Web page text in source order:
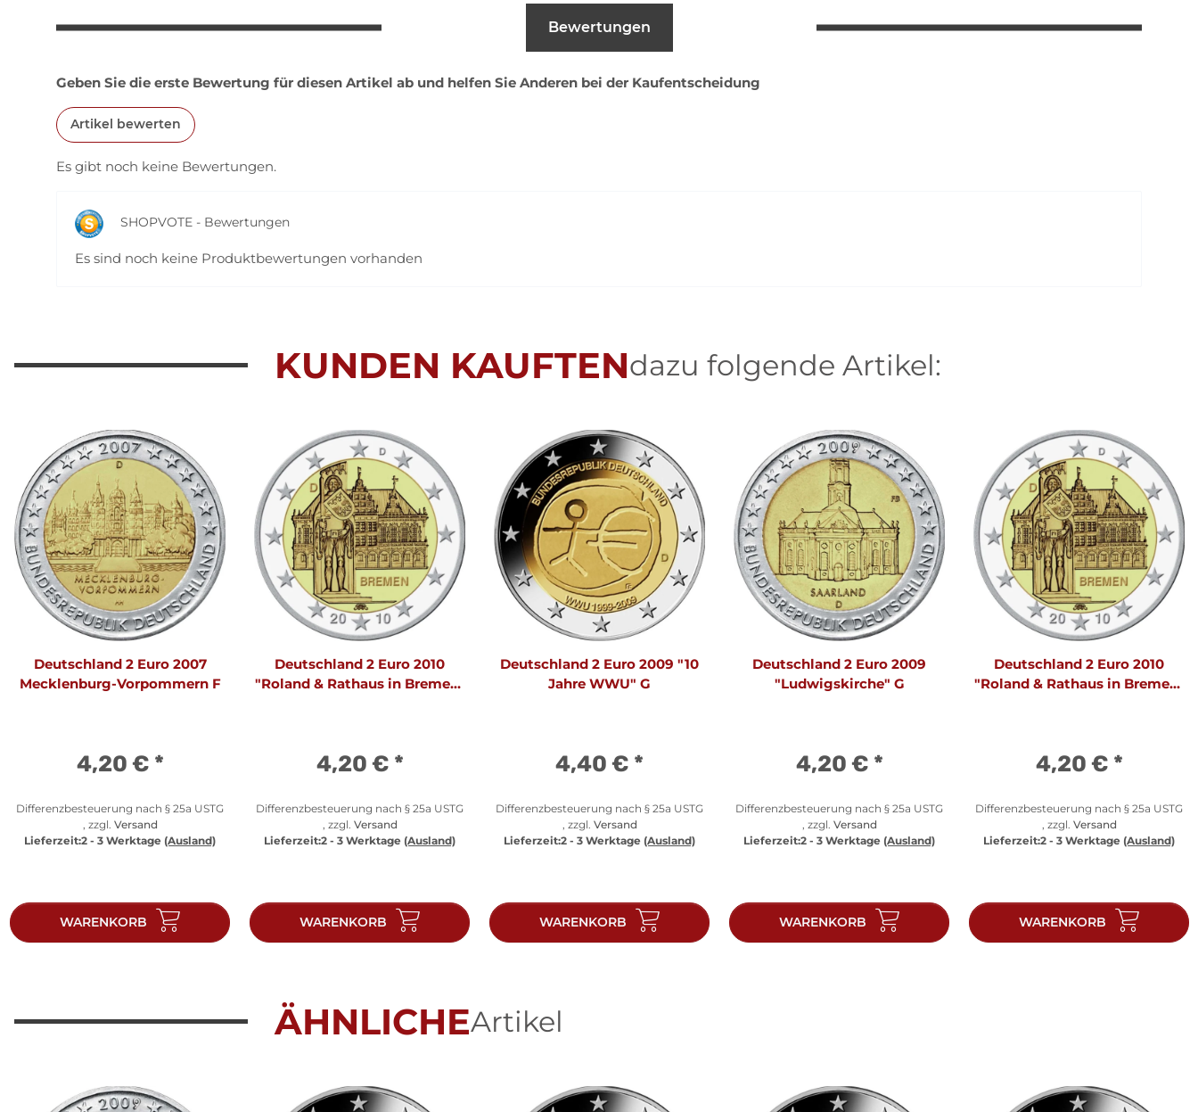
Bewertungen
Geben Sie die erste Bewertung für diesen Artikel ab und helfen Sie Anderen bei der Kaufentscheidung
Artikel bewerten
Es gibt noch keine Bewertungen.
SHOPVOTE - Bewertungen
Es sind noch keine Produktbewertungen vorhanden
KUNDEN KAUFTENdazu folgende Artikel:
Deutschland 2 Euro 2007
Mecklenburg-Vorpommern F
4,20 € *
Differenzbesteuerung nach § 25a USTG
, zzgl. Versand
Lieferzeit:2 - 3 Werktage (Ausland)
WARENKORB
Deutschland 2 Euro 2010
"Roland & Rathaus in Bremen"
4,20 € *
Differenzbesteuerung nach § 25a USTG
, zzgl. Versand
Lieferzeit:2 - 3 Werktage (Ausland)
WARENKORB
Deutschland 2 Euro 2009 "10
Jahre WWU" G
4,40 € *
Differenzbesteuerung nach § 25a USTG
, zzgl. Versand
Lieferzeit:2 - 3 Werktage (Ausland)
WARENKORB
Deutschland 2 Euro 2009
"Ludwigskirche" G
4,20 € *
Differenzbesteuerung nach § 25a USTG
, zzgl. Versand
Lieferzeit:2 - 3 Werktage (Ausland)
WARENKORB
Deutschland 2 Euro 2010
"Roland & Rathaus in Bremen"
4,20 € *
Differenzbesteuerung nach § 25a USTG
, zzgl. Versand
Lieferzeit:2 - 3 Werktage (Ausland)
WARENKORB
ÄHNLICHEArtikel